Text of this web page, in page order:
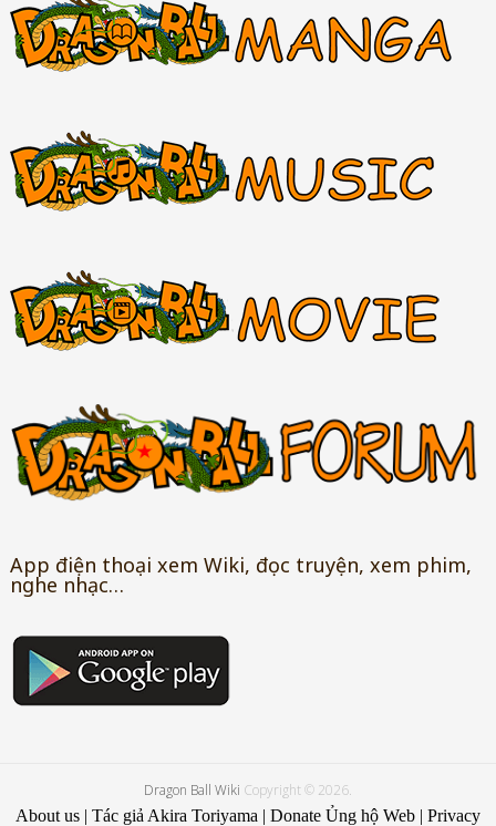
App điện thoại xem Wiki, đọc truyện, xem phim,
nghe nhạc…
Dragon Ball Wiki Copyright © 2026.
About us| Tác giả Akira Toriyama | Donate Ủng hộ Web| Privacy